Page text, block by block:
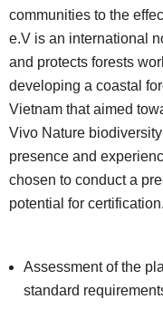
communities to the
e.V is an international
and protects forests
developing a coastal
Vietnam that aimed
Vivo Nature
presence and
chosen to conduct a
potential for certification.
Assessment of the
standard